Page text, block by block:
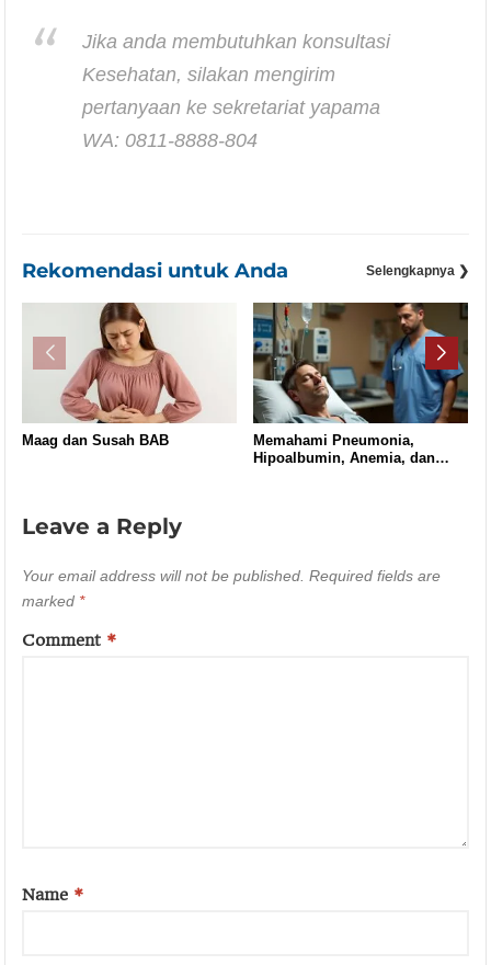
Jika anda membutuhkan konsultasi
Kesehatan, silakan mengirim
pertanyaan ke sekretariat yapama
WA: 0811-8888-804
Rekomendasi untuk Anda Selengkapnya ❯
Maag dan Susah BAB
Memahami Pneumonia,
Hipoalbumin, Anemia, dan
Leave a Reply
Your email address will not be published. Required fields are
marked *
Comment *
Name *